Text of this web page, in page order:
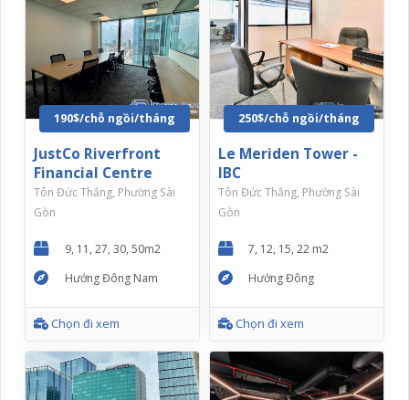
190$/chỗ ngồi/tháng
JustCo Riverfront
Financial Centre
Tôn Đức Thắng, Phường Sài
Gòn
9, 11, 27, 30, 50m2
Hướng Đông Nam
Chọn đi xem
250$/chỗ ngồi/tháng
Le Meriden Tower -
IBC
Tôn Đức Thắng, Phường Sài
Gòn
7, 12, 15, 22 m2
Hướng Đông
Chọn đi xem